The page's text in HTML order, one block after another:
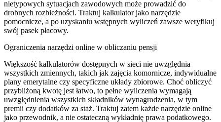
nietypowych sytuacjach zawodowych może prowadzić do
drobnych rozbieżności. Traktuj kalkulator jako narzędzie
pomocnicze, a po uzyskaniu wstępnych wyliczeń zawsze weryfikuj
swój pasek płacowy.
Ograniczenia narzędzi online w obliczaniu pensji
Większość kalkulatorów dostępnych w sieci nie uwzględnia
wszystkich zmiennych, takich jak zajęcia komornicze, indywidualne
plany emerytalne czy specyficzne układy zbiorowe. Choć obliczyć
przybliżoną kwotę jest łatwo, to pełne wyliczenia wymagają
uwzględnienia wszystkich składników wynagrodzenia, w tym
premii czy dodatków za staż. Traktuj zatem każde narzędzie online
jako przewodnik, a nie ostateczną wykładnię prawa podatkowego.